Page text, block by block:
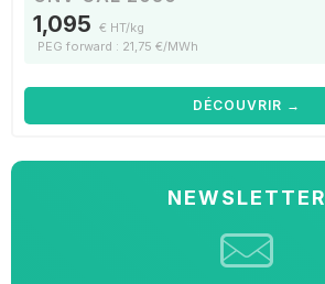
1,095 € HT/kg
PEG forward : 21,75 €/MWh
DÉCOUVRIR →
NEWSLETTER